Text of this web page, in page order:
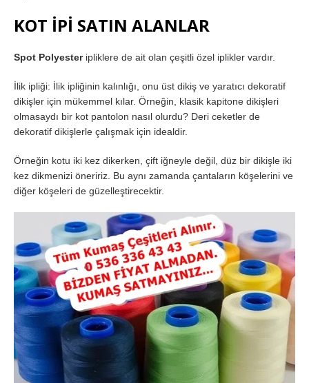
KOT İPİ SATIN ALANLAR
Spot Polyesteripliklere de ait olan çeşitli özel iplikler vardır.
İlik ipliği: İlik ipliğinin kalınlığı, onu üst dikiş ve yaratıcı dekoratif
dikişler için mükemmel kılar. Örneğin, klasik kapitone dikişleri
olmasaydı bir kot pantolon nasıl olurdu? Deri ceketler de
dekoratif dikişlerle çalışmak için idealdir.
Örneğin kotu iki kez dikerken, çift iğneyle değil, düz bir dikişle iki
kez dikmenizi öneririz. Bu aynı zamanda çantaların köşelerini ve
diğer köşeleri de güzelleştirecektir.